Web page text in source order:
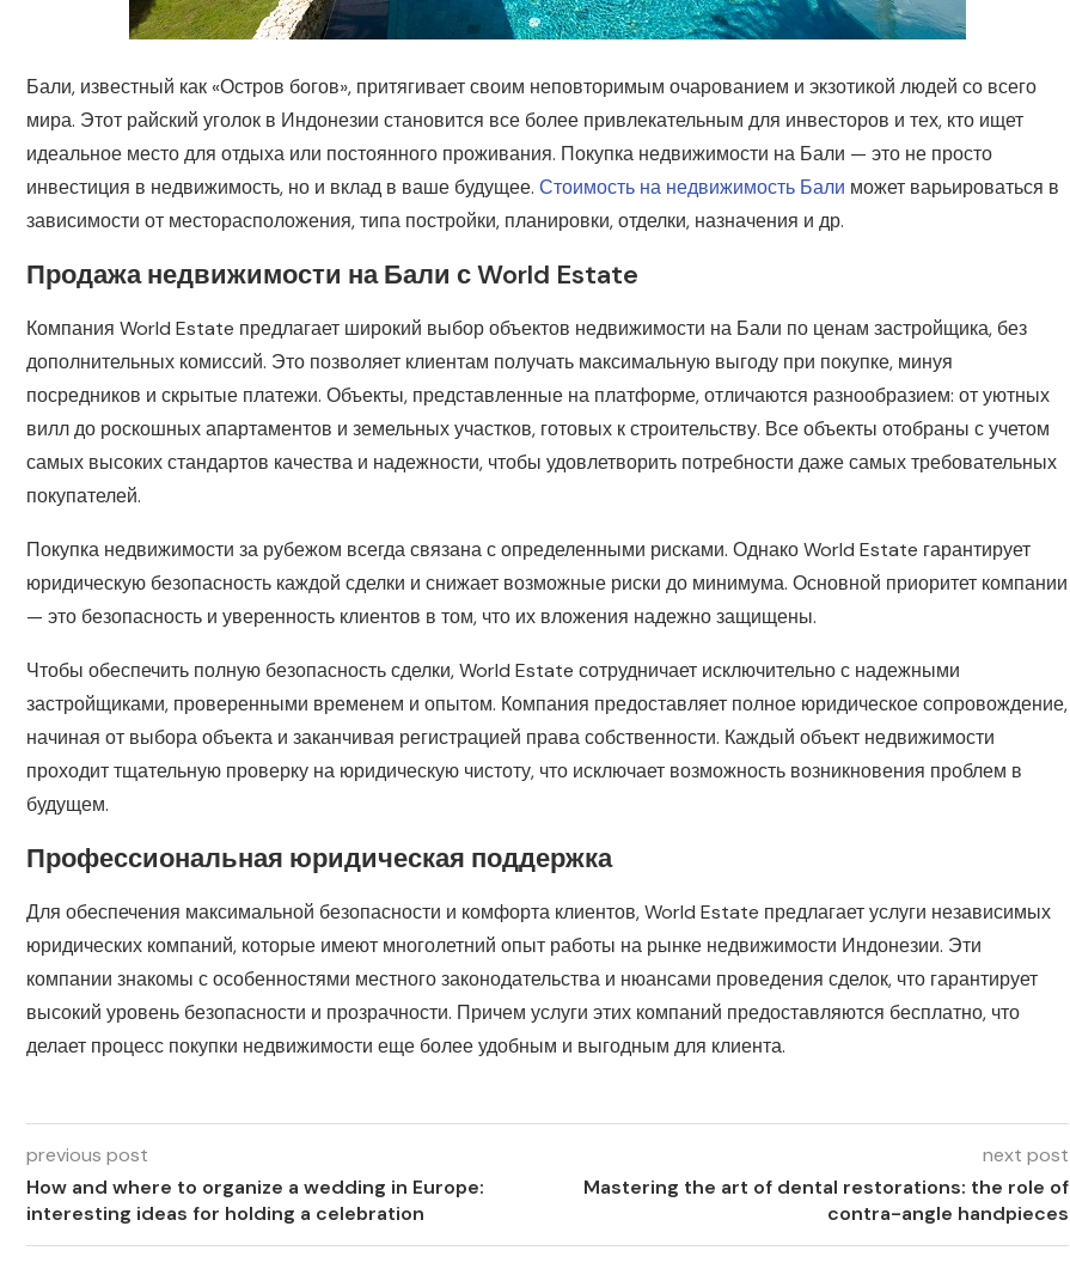
Бали, известный как «Остров богов», притягивает своим неповторимым очарованием и экзотикой людей со всего
мира. Этот райский уголок в Индонезии становится все более привлекательным для инвесторов и тех, кто ищет
идеальное место для отдыха или постоянного проживания. Покупка недвижимости на Бали — это не просто
инвестиция в недвижимость, но и вклад в ваше будущее. Стоимость на недвижимость Бали может варьироваться в
зависимости от месторасположения, типа постройки, планировки, отделки, назначения и др.
Продажа недвижимости на Бали с World Estate
Компания World Estate предлагает широкий выбор объектов недвижимости на Бали по ценам застройщика, без
дополнительных комиссий. Это позволяет клиентам получать максимальную выгоду при покупке, минуя
посредников и скрытые платежи. Объекты, представленные на платформе, отличаются разнообразием: от уютных
вилл до роскошных апартаментов и земельных участков, готовых к строительству. Все объекты отобраны с учетом
самых высоких стандартов качества и надежности, чтобы удовлетворить потребности даже самых требовательных
покупателей.
Покупка недвижимости за рубежом всегда связана с определенными рисками. Однако World Estate гарантирует
юридическую безопасность каждой сделки и снижает возможные риски до минимума. Основной приоритет компании
— это безопасность и уверенность клиентов в том, что их вложения надежно защищены.
Чтобы обеспечить полную безопасность сделки, World Estate сотрудничает исключительно с надежными
застройщиками, проверенными временем и опытом. Компания предоставляет полное юридическое сопровождение,
начиная от выбора объекта и заканчивая регистрацией права собственности. Каждый объект недвижимости
проходит тщательную проверку на юридическую чистоту, что исключает возможность возникновения проблем в
будущем.
Профессиональная юридическая поддержка
Для обеспечения максимальной безопасности и комфорта клиентов, World Estate предлагает услуги независимых
юридических компаний, которые имеют многолетний опыт работы на рынке недвижимости Индонезии. Эти
компании знакомы с особенностями местного законодательства и нюансами проведения сделок, что гарантирует
высокий уровень безопасности и прозрачности. Причем услуги этих компаний предоставляются бесплатно, что
делает процесс покупки недвижимости еще более удобным и выгодным для клиента.
previous post
How and where to organize a wedding in Europe:
interesting ideas for holding a celebration
next post
Mastering the art of dental restorations: the role of
contra-angle handpieces